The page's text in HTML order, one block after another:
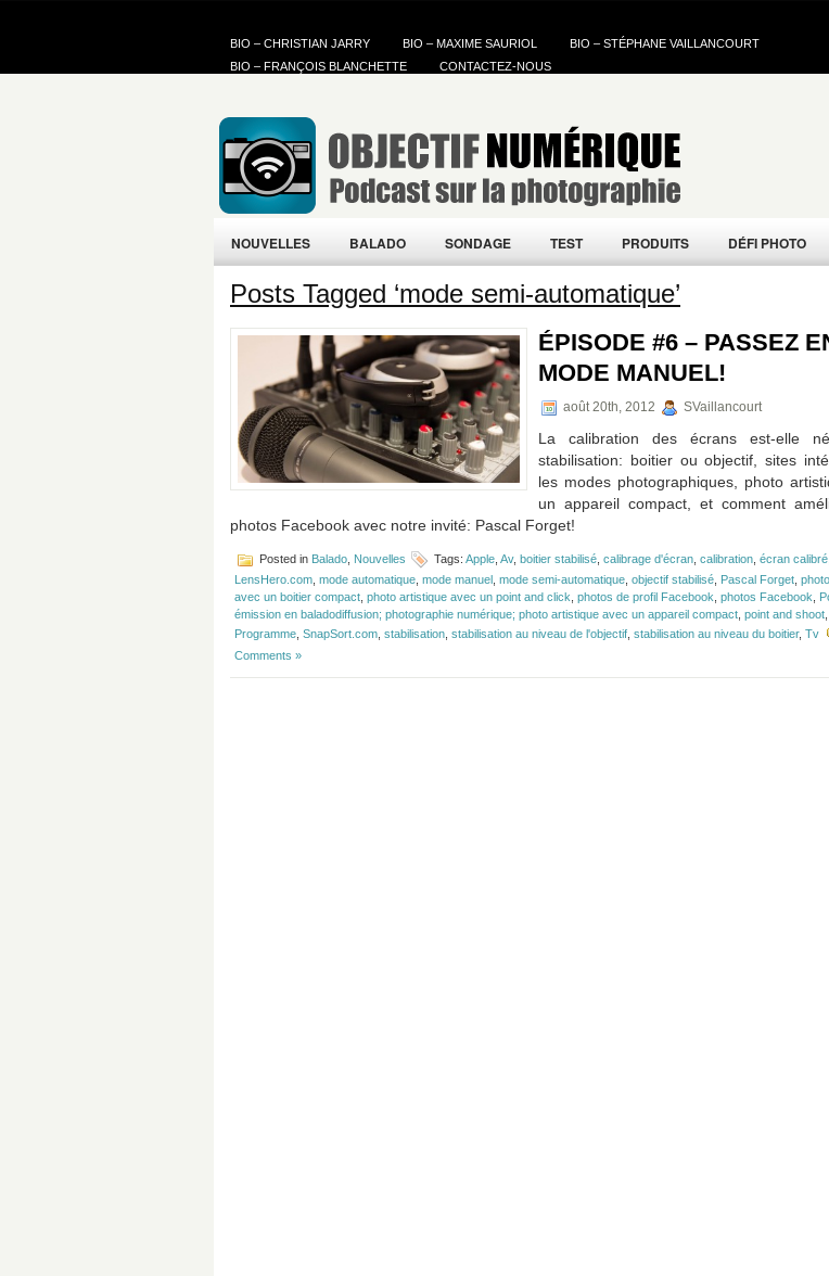
BIO – CHRISTIAN JARRY BIO – MAXIME SAURIOL
BIO – STÉPHANE VAILLANCOURT
BIO – FRANÇOIS BLANCHETTE
CONTACTEZ-NOUS
NOUVELLES BALADO SONDAGE TEST PRODUITS DÉFI PHOTO
Posts Tagged ‘mode semi-automatique’
ÉPISODE #6 – PASSEZ
MODE MANUEL!
août 20th, 2012 SVaillancourt
La calibration des écrans est-elle
stabilisation: boitier ou objectif, sites
les modes photographiques, photo
un appareil compact, et comment
photos Facebook avec notre invité: Pascal Forget!
Posted in Balado Nouvelles Tags: Apple Av, boitier stabilisé calibrage d'écran calibration écran calibré
LensHero.com mode automatique mode manuel mode semi-automatique objectif stabilisé Pascal Forget
avec un boitier compact photo artistique avec un point and click photos de profil Facebook photos Facebook
émission en baladodiffusion; photographie numérique; photo artistique avec un appareil compact point and shoot
Programme SnapSort.com stabilisation stabilisation au niveau de l'objectif stabilisation au niveau du boitier, Tv
Comments »